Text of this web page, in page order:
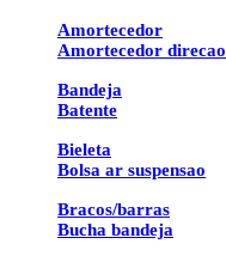
Amortecedor
Amortecedor direcao
Bandeja
Batente
Bieleta
Bolsa ar suspensao
Bracos/barras
Bucha bandeja